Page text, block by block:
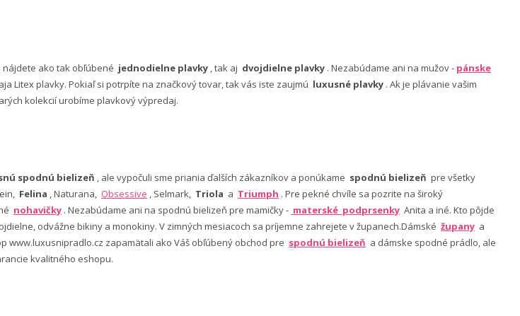
nájdete ako tak obľúbené jednodielne plavky , tak aj dvojdielne plavky . Nezabúdame ani na mužov - pánske
Litex plavky. Pokiaľ si potrpíte na značkový tovar, tak vás iste zaujmú luxusné plavky . Ak je plávanie vašim
kolekcií urobíme plavkový výpredaj.
spodnú bielizeň , ale vypočuli sme priania ďalších zákazníkov a ponúkame spodnú bielizeň pre všetky
Felina , Naturana, Obsessive , Selmark, Triola a Triumph . Pre pekné chvíle sa pozrite na široký
nohavičky . Nezabúdame ani na spodnú bielizeň pre mamičky - materské podprsenky Anita a iné. Kto pôjde
odvážne bikiny a monokiny. V zimných mesiacoch sa príjemne zahrejete v županech.Dámské župany a
www.luxusnipradlo.cz zapamätali ako Váš obľúbený obchod pre spodnú bielizeň a dámske spodné prádlo, ale
kvalitného eshopu.